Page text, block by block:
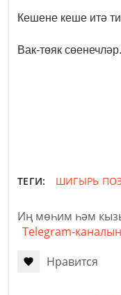
Кешене кеше итә
Вак-төяк сөенечләр.
ТЕГИ: ШИГЫРЬ
Иң мөһим һәм
Telegram-
Нравится